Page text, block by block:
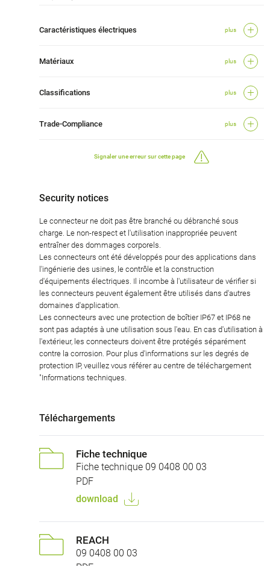
Caractéristiques électriques plus
Matériaux plus
Classifications plus
Trade-Compliance plus
Signaler une erreur sur cette page
Security notices
Le connecteur ne doit pas être branché ou débranché sous
charge. Le non-respect et l'utilisation inappropriée peuvent
entraîner des dommages corporels.
Les connecteurs ont été développés pour des applications dans
l'ingénierie des usines, le contrôle et la construction
d'équipements électriques. Il incombe à l'utilisateur de vérifier si
les connecteurs peuvent également être utilisés dans d'autres
domaines d'application.
Les connecteurs avec une protection de boîtier IP67 et IP68 ne
sont pas adaptés à une utilisation sous l'eau. En cas d'utilisation à
l'extérieur, les connecteurs doivent être protégés séparément
contre la corrosion. Pour plus d'informations sur les degrés de
protection IP, veuillez vous référer au centre de téléchargement
"Informations techniques.
Téléchargements
Fiche technique
Fiche technique 09 0408 00 03
PDF
download
REACH
09 0408 00 03